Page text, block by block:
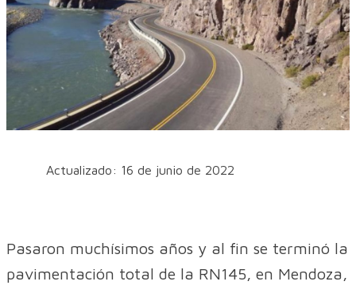
Actualizado: 16 de junio de 2022
Pasaron muchísimos años y al fin se terminó la
pavimentación total de la RN145, en Mendoza,